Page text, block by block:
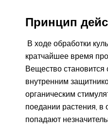
Принцип
В ходе обработки
кратчайшее время
Вещество становится
внутренним
органическим
поедании растения, в
попадают